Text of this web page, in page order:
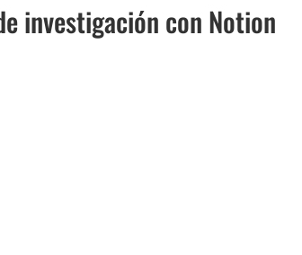
investigación con Notion